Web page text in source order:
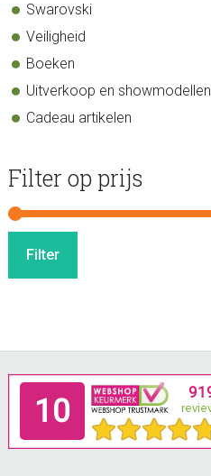
Swarovski
Veiligheid
Boeken
Uitverkoop en showmodellen
Cadeau artikelen
Filter op prijs
Filter
Footer